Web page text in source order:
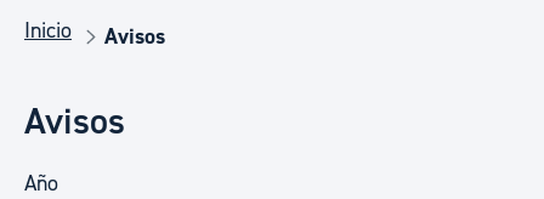
Inicio Avisos
Avisos
Año